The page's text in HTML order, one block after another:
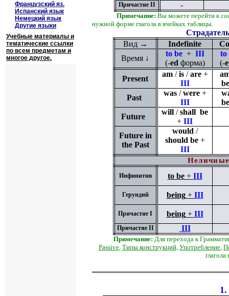
Причастие II -
Примечание: Вы можете перейти к
нужной форме глагола в ячейках таблицы.
Вид→ Indefinite
Время ↓
to be+ III
(-ed форма)
to
(-
Present
am/is/are+
III
Past
was/were+
III
Future
will /shall be
+ III
Future in
the Past
would /
should be +
III
Инфинитив to be+ III
Герундий being+ III
Причастие I being+ III
Причастие II III
Примечание: Для перехода к
Passive, Типы конструкций, Употребление,
1.
Французский яз.
Испанский язык
Немецкий язык
Другие языки
Учебные материалы и
тематические ссылки
по всем предметам и
многое другое.